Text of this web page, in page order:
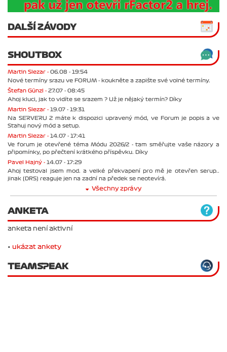
DALŠÍ ZÁVODY
SHOUTBOX
Martin Slezar - 06.08 - 19:54
Nové termíny srazu ve FORUM - koukněte a zapište své volné termíny.
Štefan Günzl - 27.07 - 08:45
Ahoj kluci, jak to vidíte se srazem ? Už je nějaký termín? Díky
Martin Slezar - 19.07 - 19:31
Na SERVERU 2 máte k dispozici upravený mód, ve Forum je popis a ve
Stahuj nový mód a setup.
Martin Slezar - 14.07 - 17:41
Ve forum je otevřené téma Módu 2026/2 - tam směřujte vaše názory a
připomínky, po přečtení krátkého příspěvku. Díky
Pavel Hajný - 14.07 - 17:29
Ahoj testoval jsem mod. a velké překvapení pro mě je otevřen serup..
jinak (DRS) reaguje jen na zadní na předek se neotevírá.
Všechny zprávy
ANKETA
anketa není aktivní
• ukázat ankety
TEAMSPEAK